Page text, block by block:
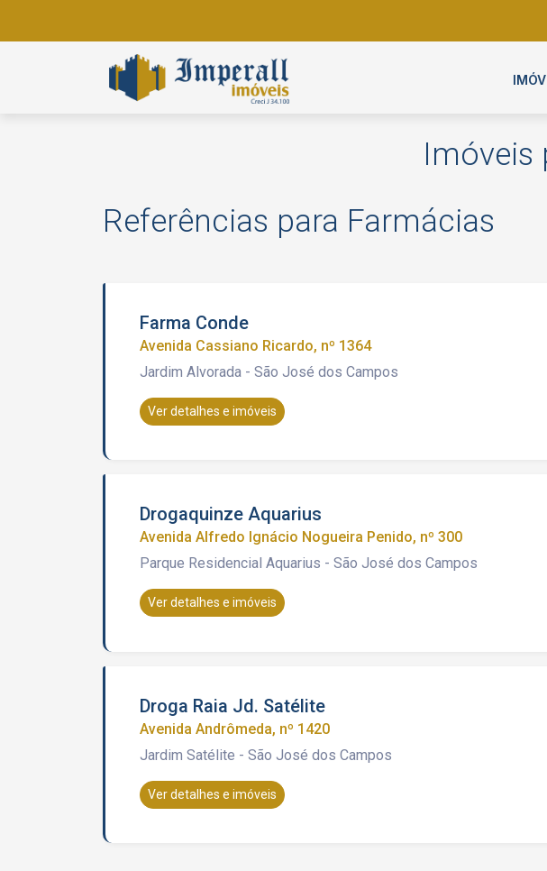
Imóveis
Referências para Farmácias
Farma Conde
Avenida Cassiano Ricardo, nº 1364
Jardim Alvorada - São José dos Campos
Ver detalhes e imóveis
Drogaquinze Aquarius
Avenida Alfredo Ignácio Nogueira Penido, nº 300
Parque Residencial Aquarius - São José dos Campos
Ver detalhes e imóveis
Droga Raia Jd. Satélite
Avenida Andrômeda, nº 1420
Jardim Satélite - São José dos Campos
Ver detalhes e imóveis